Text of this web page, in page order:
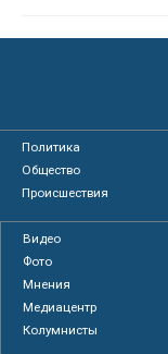
Политика
Общество
Происшествия
Видео
Фото
Мнения
Медиацентр
Колумнисты